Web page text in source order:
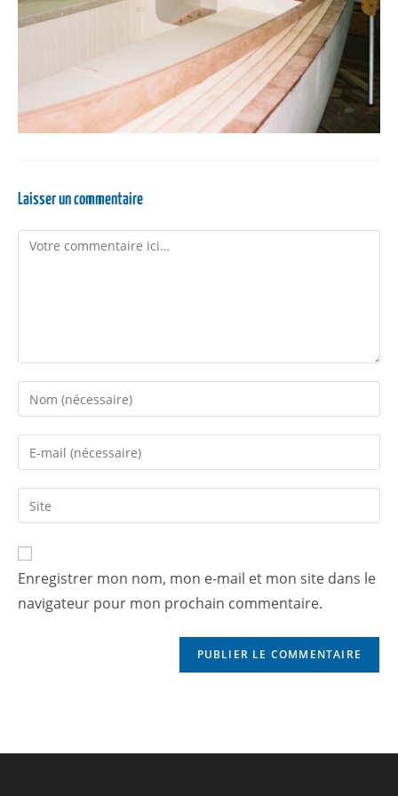
Laisser un commentaire
Enregistrer mon nom, mon e-mail et mon site dans le
navigateur pour mon prochain commentaire.